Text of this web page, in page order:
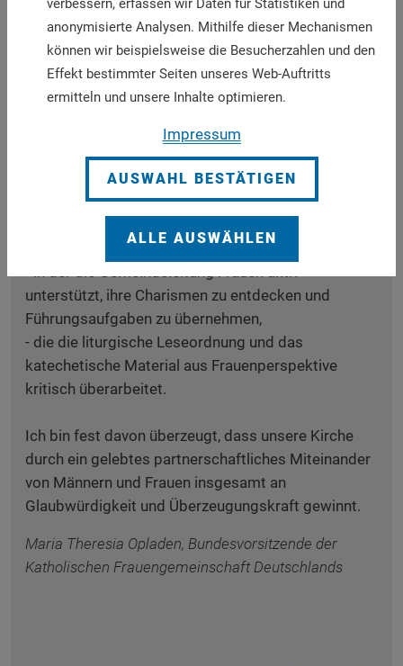
Seelsorgeaufgaben wahrnehmen – mit kirchlicher
Beauftragung,
- die ernst macht mit dem partnerschaftlichen
- in der Frauen in den Gremien und Konferenzen auf
allen Ebenen gleichberechtigt vertreten sind,
- in der sich Männer wie Frauen, Priester wie Laien
vom spirituellen Reichtum der Frauen begleiten,
leiten und unterstützen lassen,
verantwortlich mitarbeiten,
- in der die Gemeindeleitung Frauen aktiv
unterstützt, ihre Charismen zu entdecken und
Führungsaufgaben zu übernehmen,
- die die liturgische Leseordnung und das
katechetische Material aus Frauenperspektive
kritisch überarbeitet.
Ich bin fest davon überzeugt, dass unsere Kirche
durch ein gelebtes partnerschaftliches Miteinander
von Männern und Frauen insgesamt an
Glaubwürdigkeit und Überzeugungskraft gewinnt.
Maria Theresia Opladen, Bundesvorsitzende der
Katholischen Frauengemeinschaft Deutschlands
verbessern, erfassen wir Daten für Statistiken und
anonymisierte Analysen. Mithilfe dieser Mechanismen
können wir beispielsweise die Besucherzahlen und den
Effekt bestimmter Seiten unseres Web-Auftritts
ermitteln und unsere Inhalte optimieren.
Impressum
AUSWAHL BESTÄTIGEN
ALLE AUSWÄHLEN